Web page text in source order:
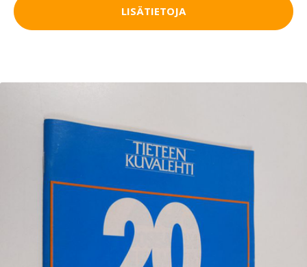
LISÄTIETOJA